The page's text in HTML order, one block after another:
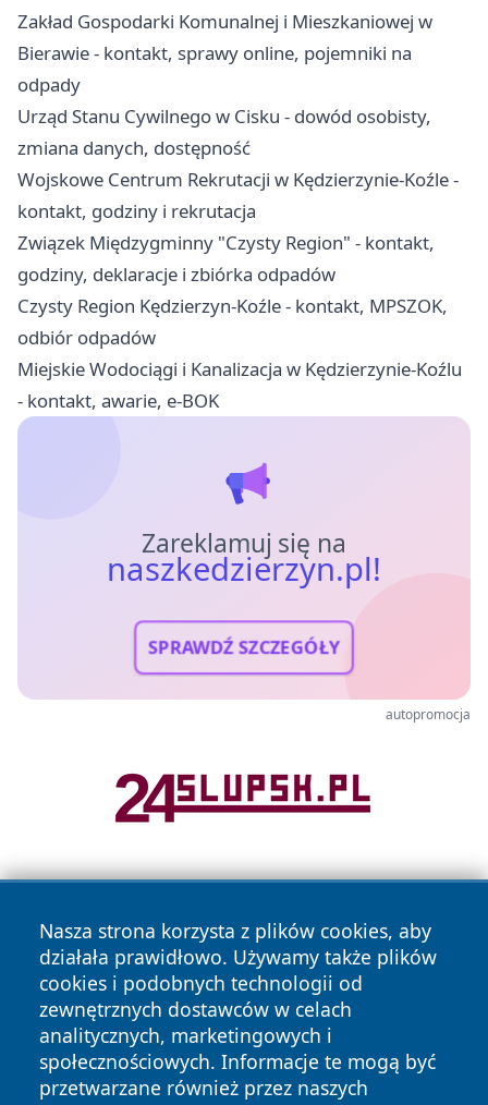
Zakład Gospodarki Komunalnej i Mieszkaniowej w
Bierawie - kontakt, sprawy online, pojemniki na
odpady
Urząd Stanu Cywilnego w Cisku - dowód osobisty,
zmiana danych, dostępność
Wojskowe Centrum Rekrutacji w Kędzierzynie-Koźle -
kontakt, godziny i rekrutacja
Związek Międzygminny "Czysty Region" - kontakt,
godziny, deklaracje i zbiórka odpadów
Czysty Region Kędzierzyn-Koźle - kontakt, MPSZOK,
odbiór odpadów
Miejskie Wodociągi i Kanalizacja w Kędzierzynie-Koźlu
- kontakt, awarie, e-BOK
Zareklamuj się na
naszkedzierzyn.pl!
SPRAWDŹ SZCZEGÓŁY
autopromocja
Nasza strona korzysta z plików cookies, aby
działała prawidłowo. Używamy także plików
cookies i podobnych technologii od
zewnętrznych dostawców w celach
analitycznych, marketingowych i
społecznościowych. Informacje te mogą być
przetwarzane również przez naszych
Copyright © 2026 naszkedzierzyn.pl Wszystkie prawa
zastrzeżone.